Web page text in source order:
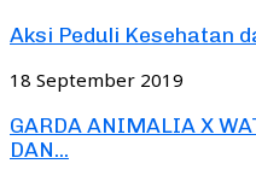
Aksi Peduli Kesehatan
18 September 2019
GARDA ANIMALIA X
DAN...